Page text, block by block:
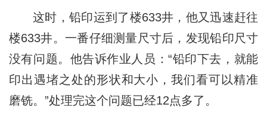
这时，铅印运到了楼633井，他又迅速赶往
楼633井。一番仔细测量尺寸后，发现铅印尺寸
没有问题。他告诉作业人员：“铅印下去，就能
印出遇堵之处的形状和大小，我们看可以精准
磨铣。”处理完这个问题已经12点多了。